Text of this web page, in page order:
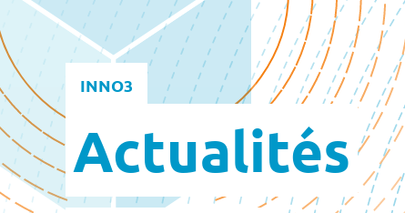
INNO3
Actualités